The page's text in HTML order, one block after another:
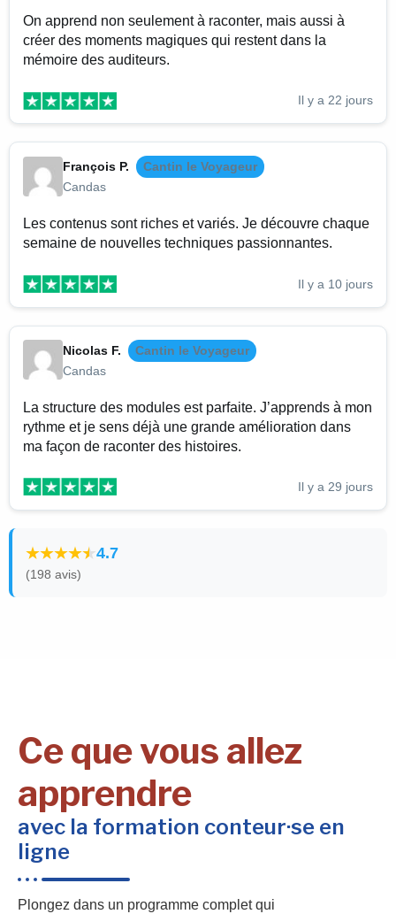
On apprend non seulement à raconter, mais aussi à
créer des moments magiques qui restent dans la
mémoire des auditeurs.
Il y a 22 jours
François P.
Cantin le Voyageur
Candas
Les contenus sont riches et variés. Je découvre chaque
semaine de nouvelles techniques passionnantes.
Il y a 10 jours
Nicolas F.
Cantin le Voyageur
Candas
La structure des modules est parfaite. J’apprends à mon
rythme et je sens déjà une grande amélioration dans
ma façon de raconter des histoires.
Il y a 29 jours
4.7
(198 avis)
Ce que vous allez
apprendre
avec la formation conteur·se en
ligne
Plongez dans un programme complet qui